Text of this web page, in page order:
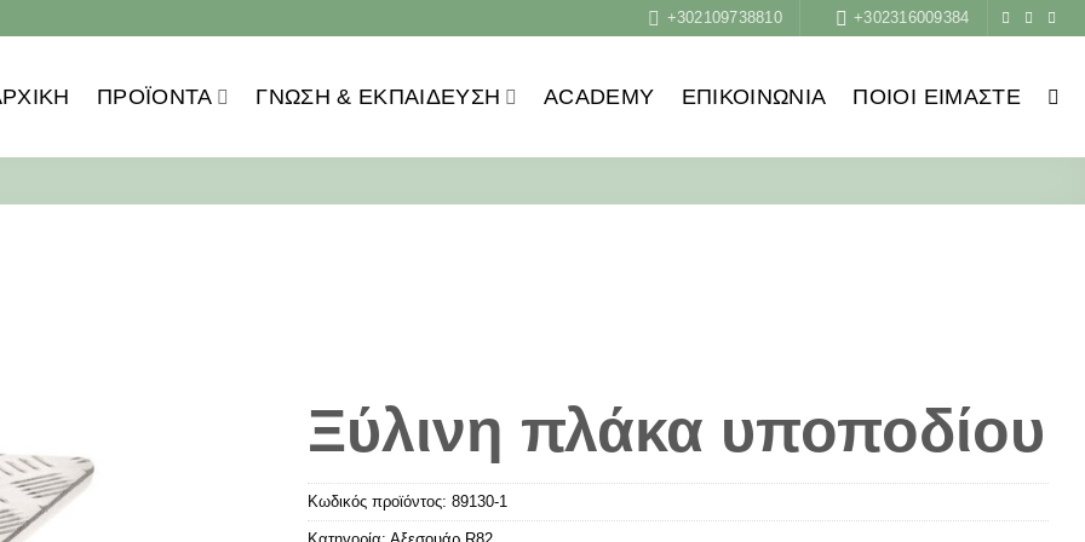
+302109738810 +302316009384
ΠΡΟΪOΝΤΑ ΓΝΩΣΗ & ΕΚΠΑΙΔΕΥΣΗ ACADEMY ΕΠΙΚΟΙΝΩΝΙΑ ΠΟΙΟΙ ΕΙΜΑΣΤΕ
Ξύλινη πλάκα υποποδίου
Κωδικός προϊόντος: 89130-1